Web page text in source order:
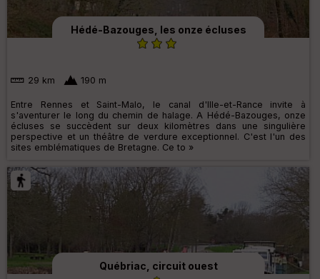
Hédé-Bazouges, les onze écluses
29 km 190 m
Entre Rennes et Saint-Malo, le canal d'Ille-et-Rance invite à
s'aventurer le long du chemin de halage. A Hédé-Bazouges, onze
écluses se succèdent sur deux kilomètres dans une singulière
perspective et un théâtre de verdure exceptionnel. C'est l'un des
sites emblématiques de Bretagne. Ce to »
Québriac, circuit ouest